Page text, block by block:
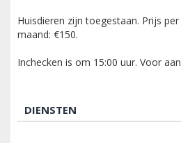
Huisdieren zijn toegestaan. Prijs
maand: €150.
Inchecken is om 15:00 uur. Voor
DIENSTEN